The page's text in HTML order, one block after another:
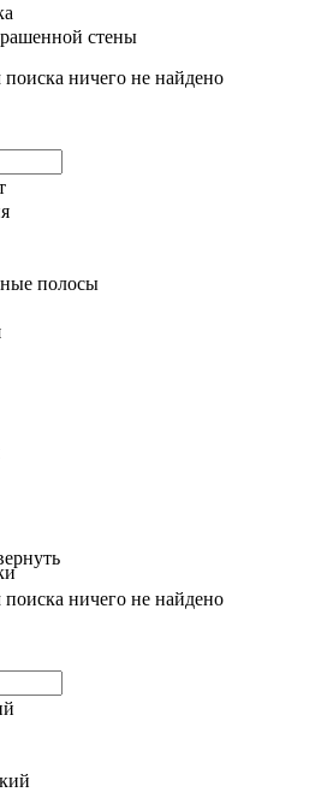
стены
ничего не найдено
полосы
ничего не найдено